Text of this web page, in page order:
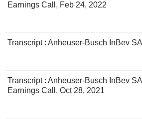
Earnings Call, Feb 24, 2022
Transcript : Anheuser-Busch InBev
Transcript : Anheuser-Busch InBev
Earnings Call, Oct 28, 2021